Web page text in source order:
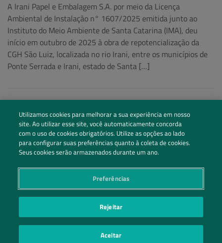
A Irani Papel e Embalagem S.A. por meio da Licença
Ambiental de Instalação n° 1607/2025 emitida junto ao
Instituto do Meio Ambiente de Santa Catarina (IMA), deu
início em outubro de 2025 à obra de repotencialização da
CGH São Luiz, localizada no rio Irani, entre os municípios de
Ponte Serrada e Irani, estado de Santa […]
Siga nossas redes sociais
Entre em Contato
PREFERÊNCIAS DE PRIVACIDADE
Utilizamos cookies para melhorar a sua experiência em nosso
site. Ao utilizar esse site, você automaticamente concorda
com o uso de cookies obrigatórios. Utilize as opções ao lado
para configurar suas preferências quanto à coleta de cookies.
Seus cookies serão armazenados durante um ano.
Preferências
Rejeitar
Aceitar